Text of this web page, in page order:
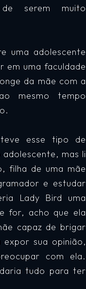
serem muito
uma adolescente
em uma faculdade
da mãe com a
mesmo tempo
esse tipo de
mas li
filha de uma mãe
e estudar
Lady Bird uma
for, acho que ela
capaz de brigar
sua opinião,
com ela.
tudo para ter